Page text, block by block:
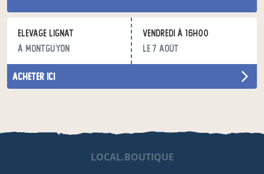
elevage lignat
à Montguyon
vendredi à 16h00
le 7 août
acheter ici
LOCAL.BOUTIQUE